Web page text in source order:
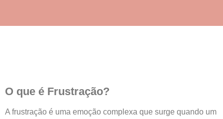
O que é Frustração?
A frustração é uma emoção complexa que surge quando um